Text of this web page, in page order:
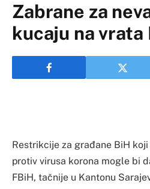
Zabrane za
kucaju na vrata
Restrikcije za građane BiH
protiv virusa korona mogle bi
FBiH, tačnije u Kantonu